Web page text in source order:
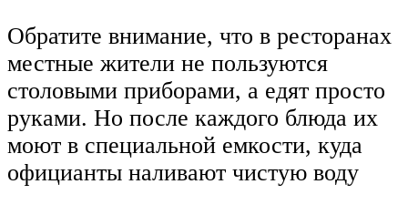
Обратите внимание, что в ресторанах
местные жители не пользуются
столовыми приборами, а едят просто
руками. Но после каждого блюда их
моют в специальной емкости, куда
официанты наливают чистую воду